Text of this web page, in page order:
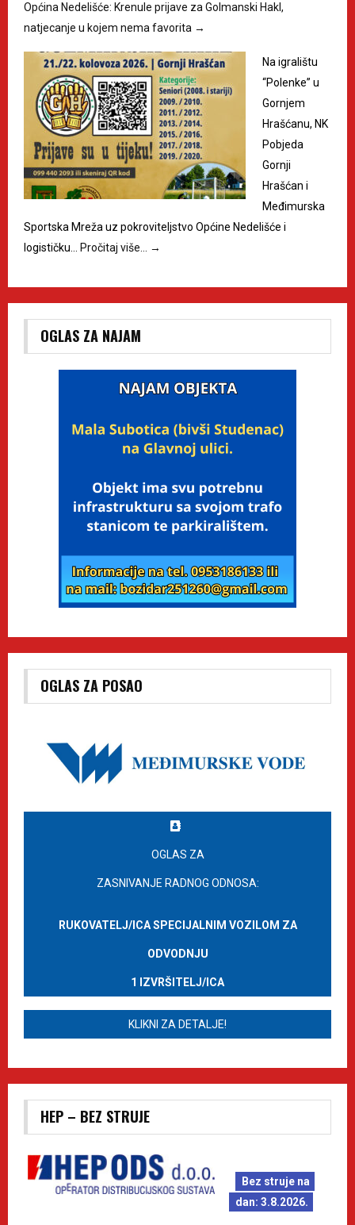
Općina Nedelišće: Krenule prijave za Golmanski Hakl,
natjecanje u kojem nema favorita →
Na igralištu
“Polenke” u
Gornjem
Hrašćanu, NK
Pobjeda
Gornji
Hrašćan i
Međimurska
Sportska Mreža uz pokroviteljstvo Općine Nedelišće i
logističku… Pročitaj više… →
OGLAS ZA NAJAM
OGLAS ZA POSAO
OGLAS ZA
ZASNIVANJE RADNOG ODNOSA:
RUKOVATELJ/ICA SPECIJALNIM VOZILOM ZA
ODVODNJU
1 IZVRŠITELJ/ICA
KLIKNI ZA DETALJE!
HEP – BEZ STRUJE
Bez struje na
dan: 3.8.2026.